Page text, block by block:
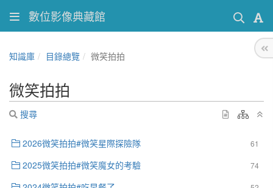
數位影像典藏館
知識庫 目錄總覽 微笑拍拍
微笑拍拍
搜尋
61
2026微笑拍拍#微笑星際探險隊
74
2025微笑拍拍#微笑魔女的考驗